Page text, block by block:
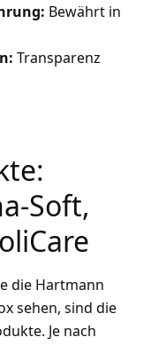
Bewährt in
Transparenz
Soft,
die Hartmann
sehen, sind die
Je nach